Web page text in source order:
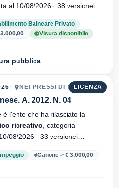
Balneare Privato
Visura disponibile
pubblica
LICENZA
NEI PRESSI DI TAMERICE
A. 2012, N. 04
è l'ente che ha rilasciato la
ricreativo , categoria
Canone > € 3.000,00